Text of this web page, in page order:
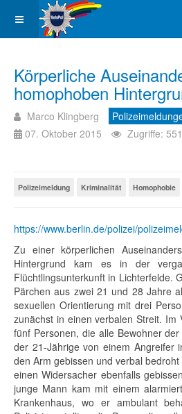
Körperliche
homophoben
Marco Klingberg
07. Oktober 2015
Zugriffe:
Polizeimeldung Kriminalität Homophobie
https://www.berlin.de/polizei/
Zu einer körperlichen
Hintergrund kam es in der
Flüchtlingsunterkunft in Lichterfelde.
Pärchen aus zwei 21 und 28 Jahre
sexuellen Orientierung mit drei
zunächst in einen verbalen Streit. Im
fünf Personen, die alle Bewohner
der 21-Jährige von einem Angreifer
den Arm gebissen und verbal
einen Widersacher ebenfalls
junge Mann kam mit einem
Krankenhaus, wo er ambulant